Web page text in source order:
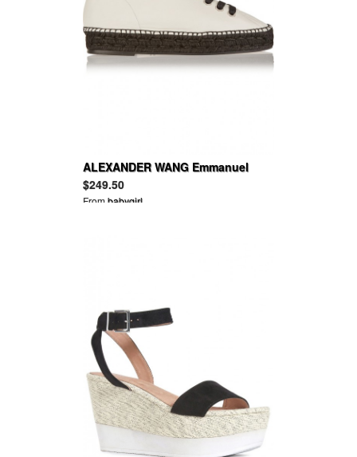
ALEXANDER WANG Emmanuel
espadrille-trimmed textured-leather
boots
$249.50
Frombabygirl